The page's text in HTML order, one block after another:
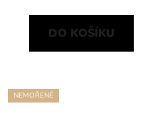
DO KOŠÍKU
NEMOŘENÉ